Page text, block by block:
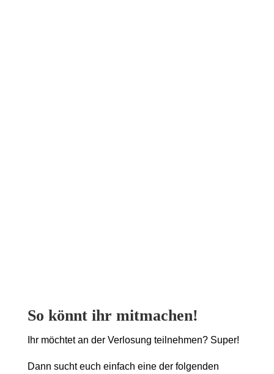
So könnt ihr mitmachen!
Ihr möchtet an der Verlosung teilnehmen? Super!
Dann sucht euch einfach eine der folgenden